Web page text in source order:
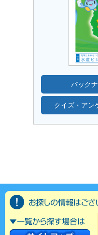
バック
クイズ・アン